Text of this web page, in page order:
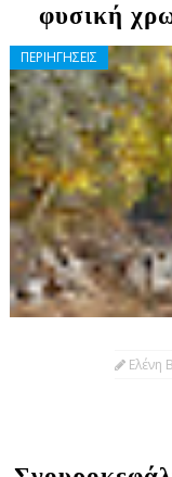
φυσική
ΠΕΡΙΗΓΗΣΕΙΣ
Ελένη